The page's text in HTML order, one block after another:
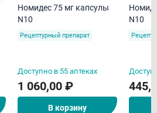
Номидес 75 мг капсулы
N10
Рецептурный препарат
Доступно в 55 аптеках
1 060,00 ₽
В корзину
N10